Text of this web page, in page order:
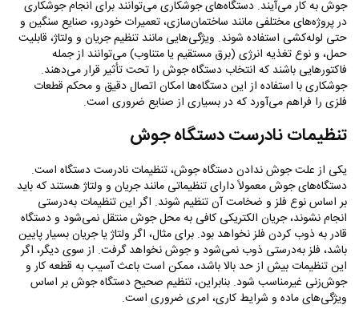
جوش به کار می‌آیند. دستگاه‌های جوشکاری می‌توانند برای انجام جوشکاری
در پروژه‌های مختلفی مانند ساختمان‌سازی، تعمیرات خودرو، صنایع سنگین و
حتی لوله‌کشی استفاده شوند. ویژگی‌هایی مانند تنظیم جریان و ولتاژ، قابلیت
حمل، و نوع تغذیه انرژی (برق مستقیم یا متناوب) می‌توانند از جمله
فاکتورهایی باشند که انتخاب دستگاه جوش را تحت تأثیر قرار می‌دهند.
جوشکاری با استفاده از این دستگاه‌ها امکان اتصال دقیق و محکم قطعات
فلزی را فراهم می‌آورد که در بسیاری از صنایع ضروری است.
تنظیمات نادرست دستگاه جوش
یکی از علت جوش ندادن دستگاه جوش، تنظیمات نادرست دستگاه است.
دستگاه‌های جوش معمولاً دارای تنظیماتی مانند جریان و ولتاژ هستند که باید
بر اساس نوع فلز و ضخامت آن تنظیم شوند. اگر این تنظیمات به‌درستی
انجام نشوند، جریان الکتریکی کافی به محل جوش منتقل نمی‌شود و دستگاه
قادر به ذوب کردن فلز نخواهد بود. برای مثال، اگر ولتاژ یا جریان بسیار پایین
باشد، فلز به‌درستی ذوب نمی‌شود و جوش نخواهد گرفت. از سوی دیگر، اگر
این تنظیمات بیش از حد بالا باشد، ممکن است باعث آسیب به قطعه کار و
جوش‌زنی غیرمناسب شود. بنابراین، تنظیم صحیح دستگاه جوش بر اساس
ویژگی‌های ماده و شرایط کاری، امری ضروری است.